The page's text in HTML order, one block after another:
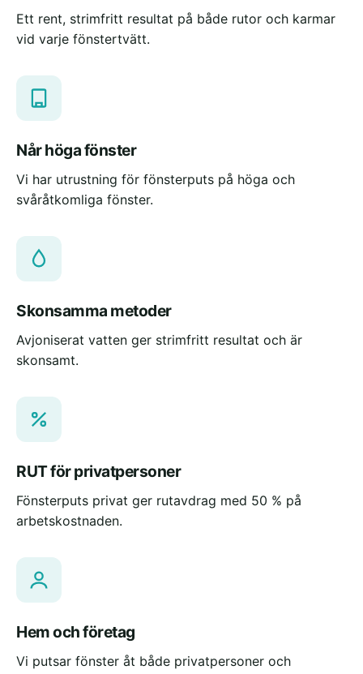
Ett rent, strimfritt resultat på både rutor och karmar
vid varje fönstertvätt.
Når höga fönster
Vi har utrustning för fönsterputs på höga och
svåråtkomliga fönster.
Skonsamma metoder
Avjoniserat vatten ger strimfritt resultat och är
skonsamt.
RUT för privatpersoner
Fönsterputs privat ger rutavdrag med 50 % på
arbetskostnaden.
Hem och företag
Vi putsar fönster åt både privatpersoner och